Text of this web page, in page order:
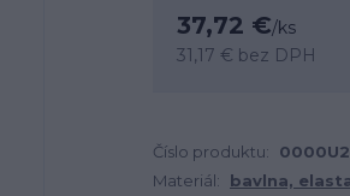
37,72 €/ks
31,17 € bez DPH
Číslo produktu:
Materiál:
bavlna,